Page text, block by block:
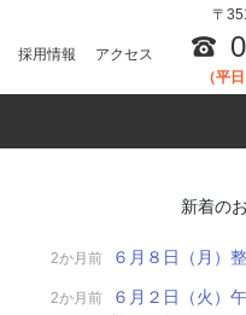
採用情報 アクセス
〒
（平
新着の
2か月前 ６月８日（月）
2か月前
６月２日（火）